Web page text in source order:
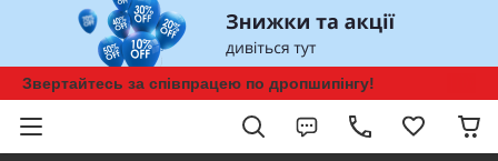
Звертайтесь за співпрацею по дропшипінгу!